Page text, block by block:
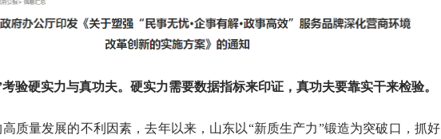
验硬实力与真功夫。硬实力需要数据指标来印证，真功夫要靠实干来检验。
质量发展的不利因素，去年以来，山东以“新质生产力”锻造为突破口，抓好